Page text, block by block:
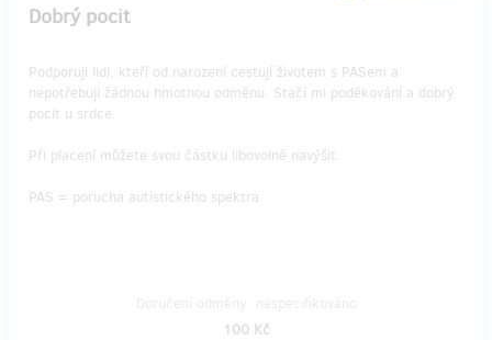
Dobrý pocit
Podporuji lidi, kteří od narození cestují životem s PASem a
nepotřebuji žádnou hmotnou odměnu. Stačí mi poděkování a dobrý
pocit u srdce.
Při placení můžete svou částku libovolně navýšit.
PAS = porucha autistického spektra
100 Kč